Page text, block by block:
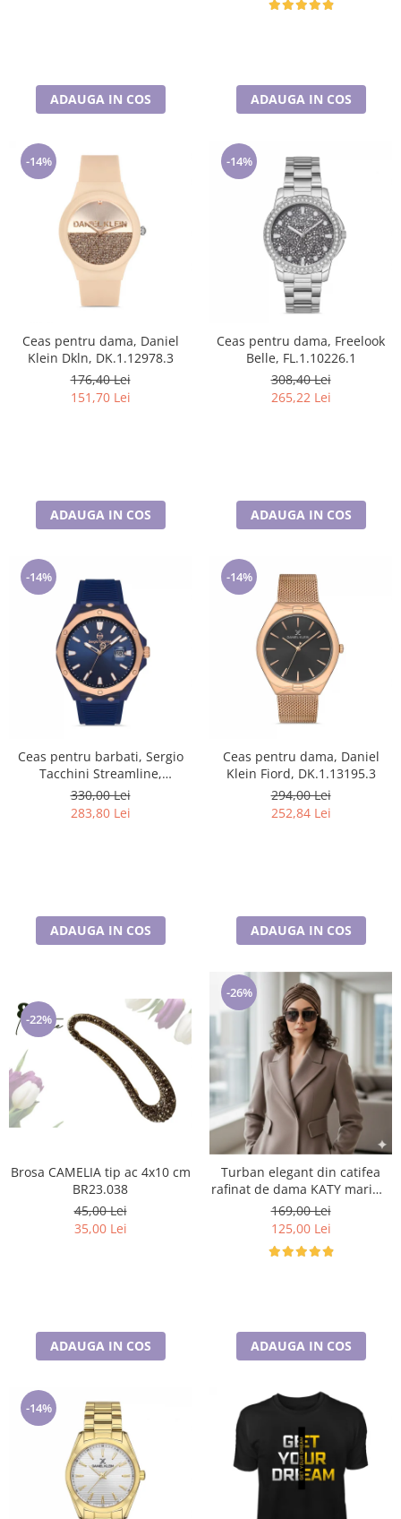
ADAUGA IN COS ADAUGA IN COS
-14%
Ceas pentru dama, Daniel
Klein Dkln, DK.1.12978.3
176,40 Lei
151,70 Lei
ADAUGA IN COS
-14%
Ceas pentru dama, Freelook
Belle, FL.1.10226.1
308,40 Lei
265,22 Lei
ADAUGA IN COS
-14%
Ceas pentru barbati, Sergio
Tacchini Streamline,
ST.1.10197.4
330,00 Lei
283,80 Lei
ADAUGA IN COS
-14%
Ceas pentru dama, Daniel
Klein Fiord, DK.1.13195.3
294,00 Lei
252,84 Lei
ADAUGA IN COS
-22%
Brosa CAMELIA tip ac 4x10 cm
BR23.038
45,00 Lei
35,00 Lei
ADAUGA IN COS
-26%
Turban elegant din catifea
rafinat de dama KATY marime
universala, captuseala polar,
culoare maro Sequoia
169,00 Lei
125,00 Lei
ADAUGA IN COS
-14%